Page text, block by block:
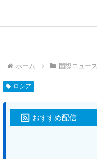
ホーム 国際ニュース
ロシア
おすすめ配信